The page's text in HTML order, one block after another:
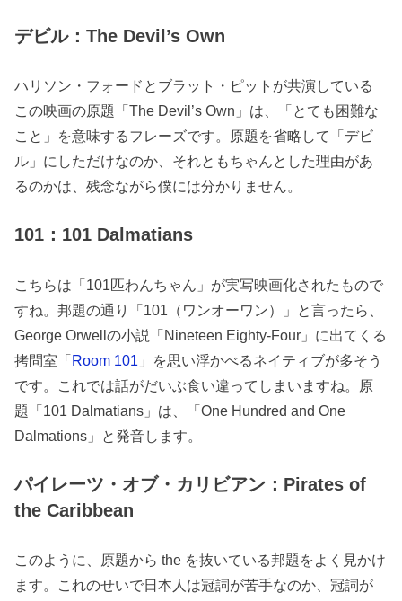
デビル：The Devil’s Own
ハリソン・フォードとブラット・ピットが共演している
この映画の原題「The Devil’s Own」は、「とても困難な
こと」を意味するフレーズです。原題を省略して「デビ
ル」にしただけなのか、それともちゃんとした理由があ
るのかは、残念ながら僕には分かりません。
101：101 Dalmatians
こちらは「101匹わんちゃん」が実写映画化されたもので
すね。邦題の通り「101（ワンオーワン）」と言ったら、
George Orwellの小説「Nineteen Eighty-Four」に出てくる
拷問室「Room 101 」を思い浮かべるネイティブが多そう
です。これでは話がだいぶ食い違ってしまいますね。原
題「101 Dalmatians」は、「One Hundred and One
Dalmations」と発音します。
パイレーツ・オブ・カリビアン：Pirates of
the Caribbean
このように、原題から the を抜いている邦題をよく見かけ
ます。これのせいで日本人は冠詞が苦手なのか、冠詞が